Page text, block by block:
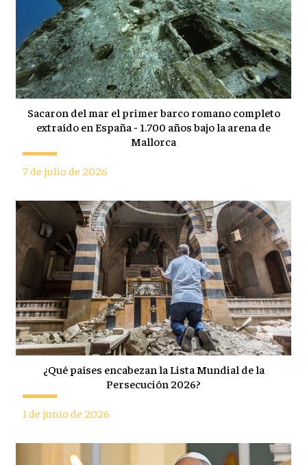
Sacaron del mar el primer barco romano completo
extraído en España - 1.700 años bajo la arena de
Mallorca
7 de julio de 2026
¿Qué países encabezan la Lista Mundial de la
Persecución 2026?
1 de junio de 2026